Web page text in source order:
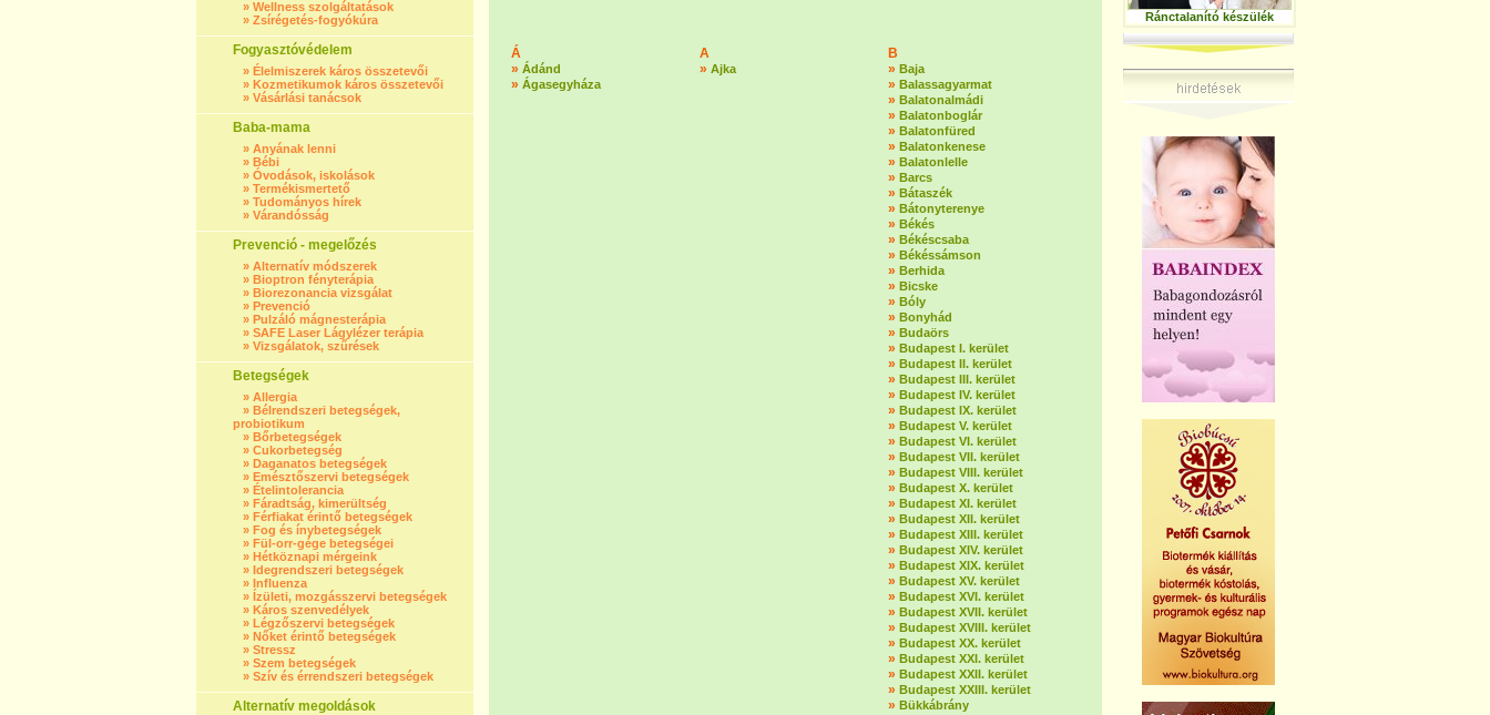
» Wellness szolgáltatások
» Zsírégetés-fogyókúra
Fogyasztóvédelem
» Élelmiszerek káros összetevői
» Kozmetikumok káros összetevői
» Vásárlási tanácsok
Baba-mama
» Anyának lenni
» Bébi
» Óvodások, iskolások
» Termékismertető
» Tudományos hírek
» Várandósság
Prevenció - megelőzés
» Alternatív módszerek
» Bioptron fényterápia
» Biorezonancia vizsgálat
» Prevenció
» Pulzáló mágnesterápia
» SAFE Laser Lágylézer terápia
» Vizsgálatok, szűrések
Betegségek
» Allergia
» Bélrendszeri betegségek,
probiotikum
» Bőrbetegségek
» Cukorbetegség
» Daganatos betegségek
» Emésztőszervi betegségek
» Ételintolerancia
» Fáradtság, kimerültség
» Férfiakat érintő betegségek
» Fog és ínybetegségek
» Fül-orr-gége betegségei
» Hétköznapi mérgeink
» Idegrendszeri betegségek
» Influenza
» Ízületi, mozgásszervi betegségek
» Káros szenvedélyek
» Légzőszervi betegségek
» Nőket érintő betegségek
» Stressz
» Szem betegségek
» Szív és érrendszeri betegségek
Alternatív megoldások
Á
» Ádánd
» Ágasegyháza
A
» Ajka
B
» Baja
» Balassagyarmat
» Balatonalmádi
» Balatonboglár
» Balatonfüred
» Balatonkenese
» Balatonlelle
» Barcs
» Bátaszék
» Bátonyterenye
» Békés
» Békéscsaba
» Békéssámson
» Berhida
» Bicske
» Bóly
» Bonyhád
» Budaörs
» Budapest I. kerület
» Budapest II. kerület
» Budapest III. kerület
» Budapest IV. kerület
» Budapest IX. kerület
» Budapest V. kerület
» Budapest VI. kerület
» Budapest VII. kerület
» Budapest VIII. kerület
» Budapest X. kerület
» Budapest XI. kerület
» Budapest XII. kerület
» Budapest XIII. kerület
» Budapest XIV. kerület
» Budapest XIX. kerület
» Budapest XV. kerület
» Budapest XVI. kerület
» Budapest XVII. kerület
» Budapest XVIII. kerület
» Budapest XX. kerület
» Budapest XXI. kerület
» Budapest XXII. kerület
» Budapest XXIII. kerület
» Bükkábrány
Ránctalanító készülék